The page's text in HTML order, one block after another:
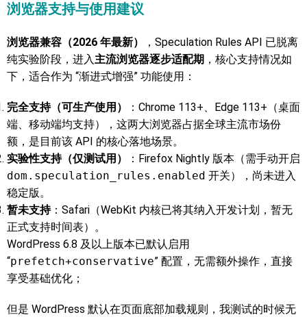
浏览器支持与使用建议
浏览器兼容（2026 年最新）
，Speculation Rules API 已脱离
纯实验阶段，进入主流浏览器逐步适配期 ，核心支持情况如
下，适合作为 “渐进式增强” 功能使用：
完全支持（可生产使用）
：Chrome 113+、Edge 113+（桌面
端、移动端均支持），这两大浏览器占据全球主流市场份
额，是目前该 API 的核心落地场景。
实验性支持（仅测试用）
：Firefox Nightly 版本（需手动开启
dom.speculation_rules.enabled 开关），尚未进入
稳定版。
暂未支持：Safari（WebKit 内核已将其纳入开发计划，暂无
正式支持时间表）。
WordPress 6.8 及以上版本已默认启用
“prefetch+conservative” 配置，无需额外操作，直接
享受基础优化；
但是 WordPress 默认在页面底部加载规则，我测试的时候无